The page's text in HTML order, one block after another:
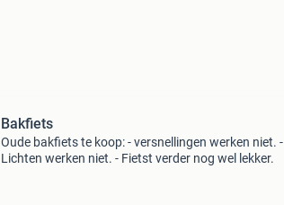
Bakfiets
Oude bakfiets te koop: - versnellingen werken niet. -
Lichten werken niet. - Fietst verder nog wel lekker.